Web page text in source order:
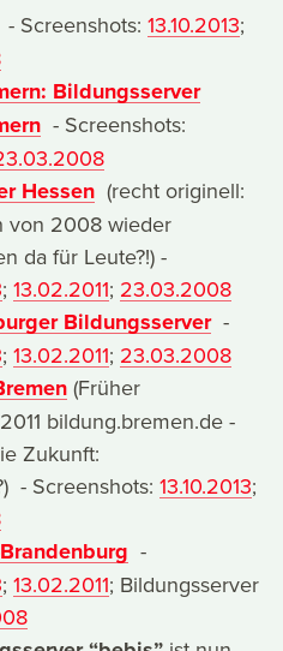
- Screenshots:13.10.2013;
Bildungsserver
- Screenshots:
Hessen (recht originell:
von 2008 wieder
da für Leute?!) -
;13.02.2011; 23.03.2008
Bildungsserver-
;13.02.2011; 23.03.2008
(Früher
bildung.bremen.de -
Zukunft:
- Screenshots:13.10.2013;
-
;13.02.2011; Bildungsserver